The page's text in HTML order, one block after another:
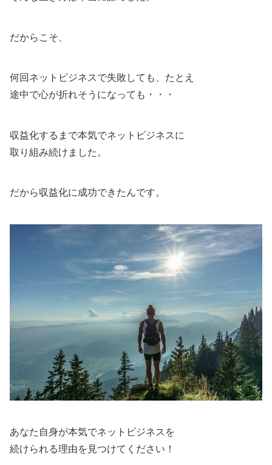
だからこそ、
何回ネットビジネスで失敗しても、たとえ
途中で心が折れそうになっても・・・
収益化するまで本気でネットビジネスに
取り組み続けました。
だから収益化に成功できたんです。
あなた自身が本気でネットビジネスを
続けられる理由を見つけてください！